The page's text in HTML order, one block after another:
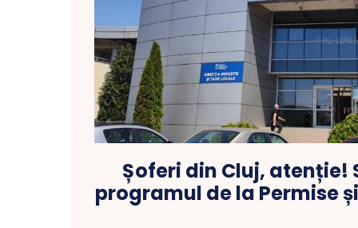
Șoferi din Cluj, atenție!
programul de la Permise